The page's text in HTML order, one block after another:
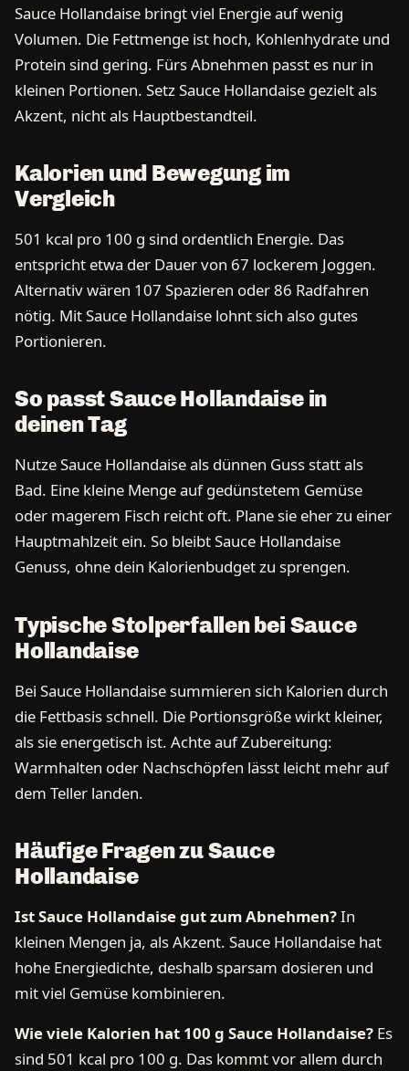
Sauce Hollandaise bringt viel Energie auf wenig
Volumen. Die Fettmenge ist hoch, Kohlenhydrate und
Protein sind gering. Fürs Abnehmen passt es nur in
kleinen Portionen. Setz Sauce Hollandaise gezielt als
Akzent, nicht als Hauptbestandteil.
Kalorien und Bewegung im
Vergleich
501 kcal pro 100 g sind ordentlich Energie. Das
entspricht etwa der Dauer von 67 lockerem Joggen.
Alternativ wären 107 Spazieren oder 86 Radfahren
nötig. Mit Sauce Hollandaise lohnt sich also gutes
Portionieren.
So passt Sauce Hollandaise in
deinen Tag
Nutze Sauce Hollandaise als dünnen Guss statt als
Bad. Eine kleine Menge auf gedünstetem Gemüse
oder magerem Fisch reicht oft. Plane sie eher zu einer
Hauptmahlzeit ein. So bleibt Sauce Hollandaise
Genuss, ohne dein Kalorienbudget zu sprengen.
Typische Stolperfallen bei Sauce
Hollandaise
Bei Sauce Hollandaise summieren sich Kalorien durch
die Fettbasis schnell. Die Portionsgröße wirkt kleiner,
als sie energetisch ist. Achte auf Zubereitung:
Warmhalten oder Nachschöpfen lässt leicht mehr auf
dem Teller landen.
Häufige Fragen zu Sauce
Hollandaise
Ist Sauce Hollandaise gut zum Abnehmen?In
kleinen Mengen ja, als Akzent. Sauce Hollandaise hat
hohe Energiedichte, deshalb sparsam dosieren und
mit viel Gemüse kombinieren.
Wie viele Kalorien hat 100 g Sauce Hollandaise? Es
sind 501 kcal pro 100 g. Das kommt vor allem durch